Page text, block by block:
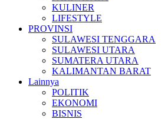
KULINER
LIFESTYLE
PROVINSI
SULAWESI TENGGARA
SULAWESI UTARA
SUMATERA UTARA
KALIMANTAN BARAT
Lainnya
POLITIK
EKONOMI
BISNIS